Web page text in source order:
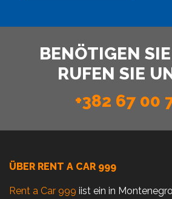
BENÖTIGEN
RUFEN SIE
+382 67 00
ÜBER RENT A CAR 999
Rent a Car 999 iist ein in